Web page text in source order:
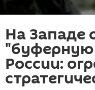
На Западе
"буферную
России: